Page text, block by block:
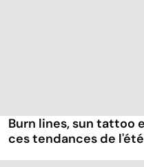
Burn lines, sun tattoo
ces tendances de